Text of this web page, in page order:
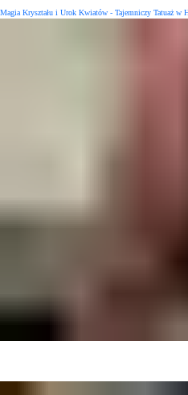
Magia Kryształu i Urok Kwiatów - Tajemniczy Tatuaż w